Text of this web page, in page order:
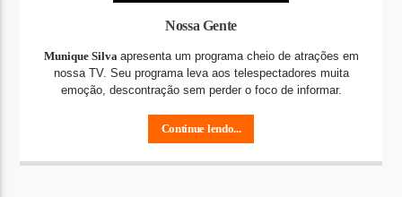
Nossa Gente
Munique Silva apresenta um programa cheio de atrações em
nossa TV. Seu programa leva aos telespectadores muita
emoção, descontração sem perder o foco de informar.
Continue lendo...